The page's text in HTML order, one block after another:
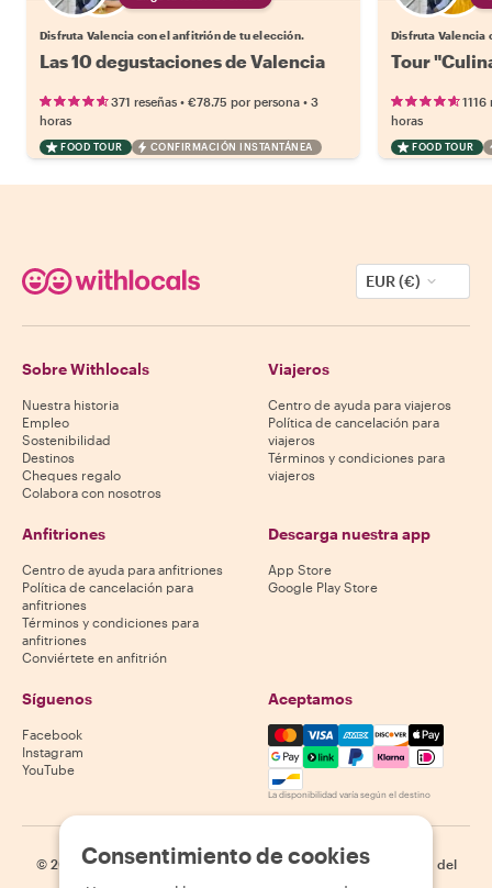
Disfruta Valencia con el anfitrión de tu elección.
Las 10 degustaciones de Valencia
371 reseñas • €78.75 por persona • 3
horas
FOOD TOUR CONFIRMACIÓN INSTANTÁNEA
Disfruta Valencia
Tour
1116
horas
FOOD TOUR
EUR (€)
Sobre Withlocals
Nuestra historia
Empleo
Sostenibilidad
Destinos
Cheques regalo
Colabora con nosotros
Viajeros
Centro de ayuda para viajeros
Política de cancelación para
viajeros
Términos y condiciones para
viajeros
Anfitriones
Centro de ayuda para anfitriones
Política de cancelación para
anfitriones
Términos y condiciones para
anfitriones
Conviértete en anfitrión
Descarga nuestra app
App Store
Google Play Store
Síguenos
Facebook
Instagram
YouTube
Aceptamos
Mastercard, Visa, Amex,
La disponibilidad varía según el destino
© 2026 Withlocals.com | Política de privacidad | Cookies
Mapa del
Consentimiento de cookies